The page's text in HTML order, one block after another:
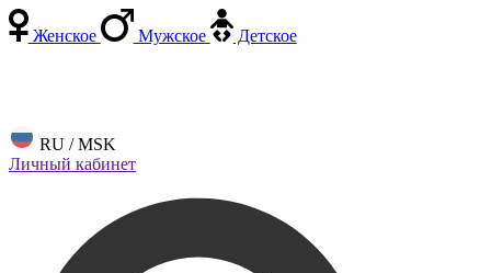
Женское Мужское Детское
RU / MSK
Личный кабинет